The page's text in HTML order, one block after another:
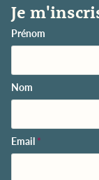
Je
Prénom
Nom
Email *